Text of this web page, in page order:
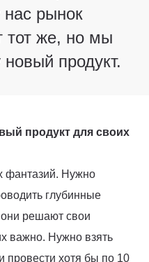
нас рынок
тот же, но мы
продукт.
продукт для своих
фантазий. Нужно
глубинные
они решают свои
важно. Нужно взять
провести хотя бы по 10